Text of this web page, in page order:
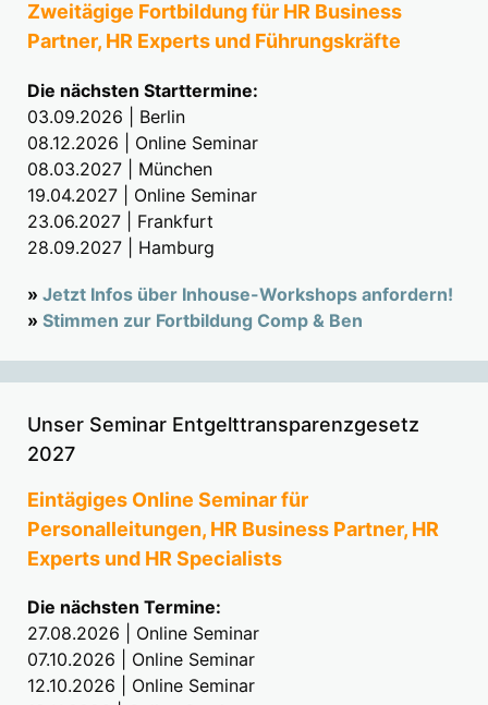
Zweitägige Fortbildung für HR Business
Partner, HR Experts und Führungskräfte
Die nächsten Starttermine:
03.09.2026 | Berlin
08.12.2026 | Online Seminar
08.03.2027 | München
19.04.2027 | Online Seminar
23.06.2027 | Frankfurt
28.09.2027 | Hamburg
» Jetzt Infos über Inhouse-Workshops anfordern!
» Stimmen zur Fortbildung Comp & Ben
Unser Seminar Entgelttransparenzgesetz
2027
Eintägiges Online Seminar für
Personalleitungen, HR Business Partner, HR
Experts und HR Specialists
Die nächsten Termine:
27.08.2026 | Online Seminar
07.10.2026 | Online Seminar
12.10.2026 | Online Seminar